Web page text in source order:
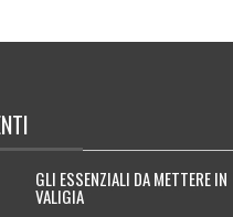
GLI ESSENZIALI DA METTERE IN
VALIGIA